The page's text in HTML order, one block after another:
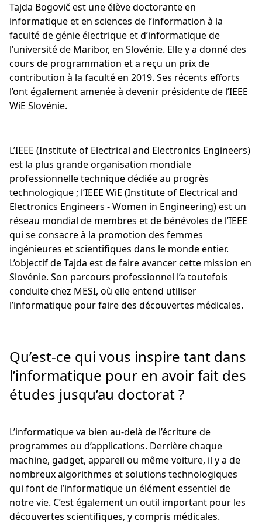
Tajda Bogovič est une élève doctorante en
informatique et en sciences de l’information à la
faculté de génie électrique et d’informatique de
l’université de Maribor, en Slovénie. Elle y a donné des
cours de programmation et a reçu un prix de
contribution à la faculté en 2019. Ses récents efforts
l’ont également amenée à devenir présidente de l’IEEE
WiE Slovénie.
L’IEEE (Institute of Electrical and Electronics Engineers)
est la plus grande organisation mondiale
professionnelle technique dédiée au progrès
technologique ; l’IEEE WiE (Institute of Electrical and
Electronics Engineers - Women in Engineering) est un
réseau mondial de membres et de bénévoles de l’IEEE
qui se consacre à la promotion des femmes
ingénieures et scientifiques dans le monde entier.
L’objectif de Tajda est de faire avancer cette mission en
Slovénie. Son parcours professionnel l’a toutefois
conduite chez MESI, où elle entend utiliser
l’informatique pour faire des découvertes médicales.
Qu’est-ce qui vous inspire tant dans
l’informatique pour en avoir fait des
études jusqu’au doctorat ?
L’informatique va bien au-delà de l’écriture de
programmes ou d’applications. Derrière chaque
machine, gadget, appareil ou même voiture, il y a de
nombreux algorithmes et solutions technologiques
qui font de l’informatique un élément essentiel de
notre vie. C’est également un outil important pour les
découvertes scientifiques, y compris médicales.